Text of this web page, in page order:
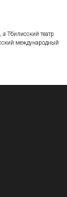
Тбилисский театр
международный